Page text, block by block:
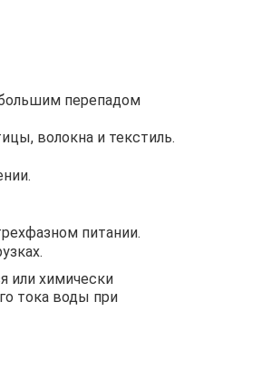
перепадом
волокна и текстиль.
питании.
или химически
тока воды при